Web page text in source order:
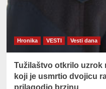
Hronika VESTI Vesti dana
Tužilaštvo otkrilo uzrok
koji je usmrtio dvojicu